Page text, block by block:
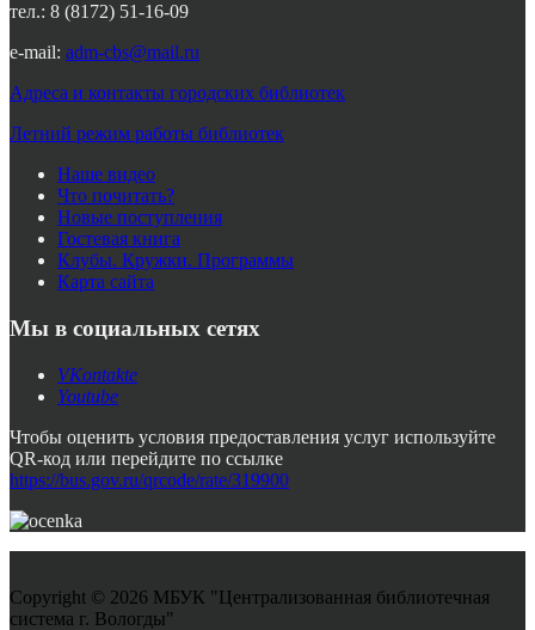
тел.: 8 (8172) 51-16-09
e-mail: adm-cbs@mail.ru
Адреса и контакты городских библиотек
Летний режим работы библиотек
Наше видео
Что почитать?
Новые поступления
Гостевая книга
Клубы. Кружки. Программы
Карта сайта
Мы в социальных сетях
VKontakte
Youtube
Чтобы оценить условия предоставления услуг используйте
QR-код или перейдите по ссылке
https://bus.gov.ru/qrcode/rate/319900
Copyright © 2026 МБУК "Централизованная библиотечная
система г. Вологды"